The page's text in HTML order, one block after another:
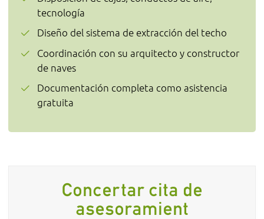
tecnología
Diseño del sistema de extracción del techo
Coordinación con su arquitecto y constructor
de naves
Documentación completa como asistencia
gratuita
Concertar cita de
asesoramient